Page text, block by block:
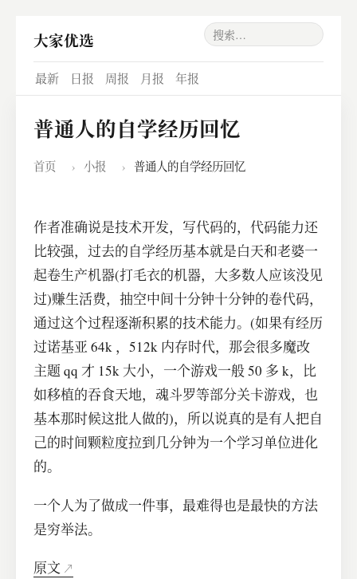
大家优选
最新 日报 周报 月报 年报
普通人的自学经历回忆
首页 › 小报 › 普通人的自学经历回忆
作者准确说是技术开发，写代码的，代码能力还
比较强，过去的自学经历基本就是白天和老婆一
起卷生产机器(打毛衣的机器，大多数人应该没见
过)赚生活费，抽空中间十分钟十分钟的卷代码，
通过这个过程逐渐积累的技术能力。(如果有经历
过诺基亚 64k ，512k 内存时代，那会很多魔改
主题 qq 才 15k 大小，一个游戏一般 50 多 k，比
如移植的吞食天地，魂斗罗等部分关卡游戏，也
基本那时候这批人做的)，所以说真的是有人把自
己的时间颗粒度拉到几分钟为一个学习单位进化
的。
一个人为了做成一件事，最难得也是最快的方法
是穷举法。
原文